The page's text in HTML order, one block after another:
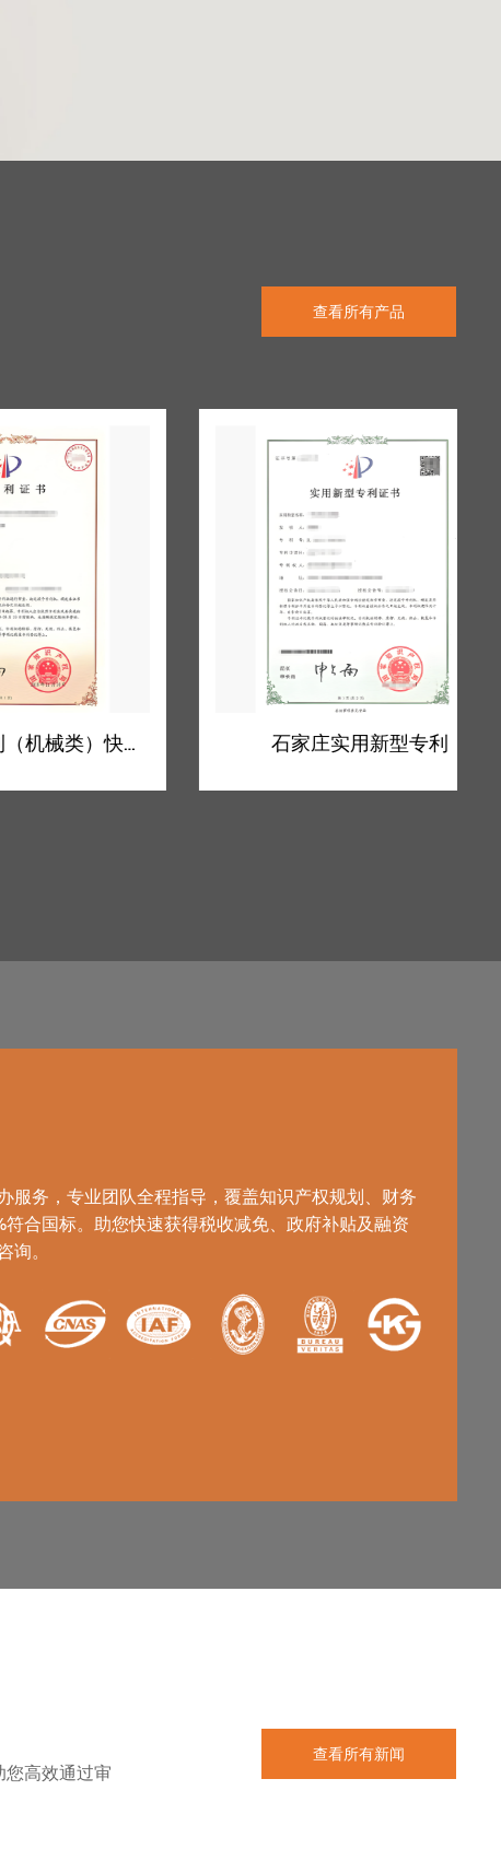
查看所有产品
石家庄发明专利（机械类）快速预审 石家庄实用新型专利
服务，专业团队全程指导，覆盖知识产权规划、财务
合国标。助您快速获得税收减免、政府补贴及融资
询。
高效通过审
查看所有新闻